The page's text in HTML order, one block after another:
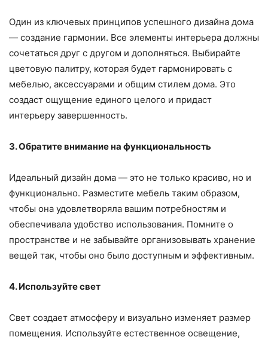
Один из ключевых принципов успешного дизайна дома
— создание гармонии. Все элементы интерьера должны
сочетаться друг с другом и дополняться. Выбирайте
цветовую палитру, которая будет гармонировать с
мебелью, аксессуарами и общим стилем дома. Это
создаст ощущение единого целого и придаст
интерьеру завершенность.
3. Обратите внимание на функциональность
Идеальный дизайн дома — это не только красиво, но и
функционально. Разместите мебель таким образом,
чтобы она удовлетворяла вашим потребностям и
обеспечивала удобство использования. Помните о
пространстве и не забывайте организовывать хранение
вещей так, чтобы оно было доступным и эффективным.
4. Используйте свет
Свет создает атмосферу и визуально изменяет размер
помещения. Используйте естественное освещение,